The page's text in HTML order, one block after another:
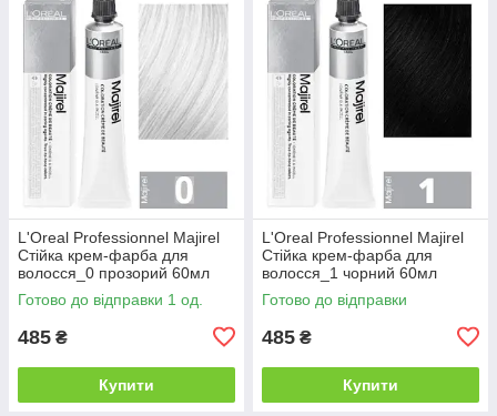
L'Oreal Professionnel Majirel
Стійка крем-фарба для
волосся_0 прозорий 60мл
Готово до відправки 1 од.
485 ₴
Купити
L'Oreal Professionnel Majirel
Стійка крем-фарба для
волосся_1 чорний 60мл
Готово до відправки
485 ₴
Купити